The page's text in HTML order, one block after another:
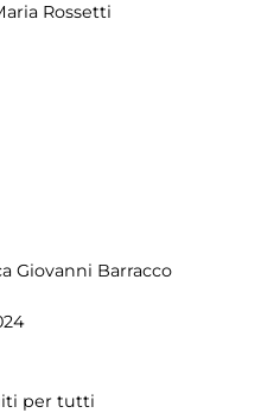
Rossetti
Giovanni Barracco
per tutti